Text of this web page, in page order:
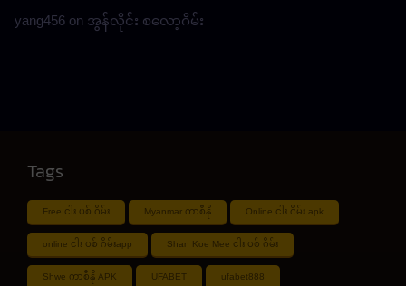
yang456 on အွန်လိုင်း စလော့ဂိမ်း
Tags
Free ငါး ပစ် ဂိမ်း Myanmar ကာစီနို Online ငါး ဂိမ်း apk
online ငါး ပစ် ဂိမ်းapp Shan Koe Mee ငါး ပစ် ဂိမ်း
Shwe ကာစီနို APK UFABET ufabet888